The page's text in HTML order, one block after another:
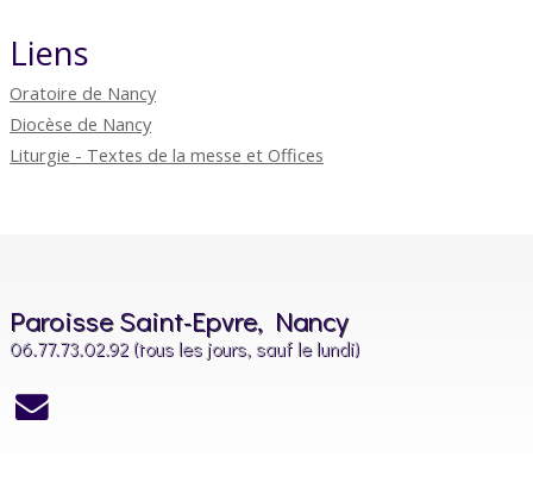
Liens
Oratoire de Nancy
Diocèse de Nancy
Liturgie - Textes de la messe et Offices
Paroisse Saint-Epvre, Nancy
06.77.73.02.92 (tous les jours, sauf le lundi)